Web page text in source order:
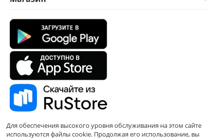
Для обеспечения высокого уровня обслуживания на этом сайте
используются файлы cookie. Продолжая его использование, вы